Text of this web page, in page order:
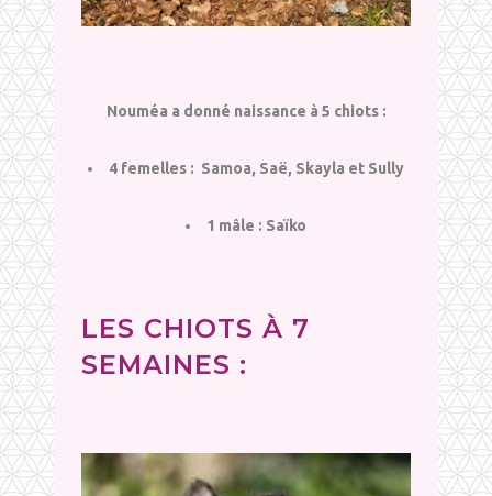
Nouméa a donné naissance à 5 chiots :
4 femelles : Samoa, Saë, Skayla et Sully
1 mâle : Saïko
LES CHIOTS À 7
SEMAINES :